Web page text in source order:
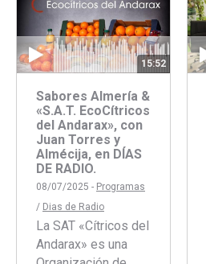
15:52
Sabores Almería &
«S.A.T. EcoCítricos
del Andarax», con
Juan Torres y
Almécija, en DÍAS
DE RADIO.
08/07/2025 - Programas
/ Dias de Radio
La SAT «Cítricos del
Andarax» es una